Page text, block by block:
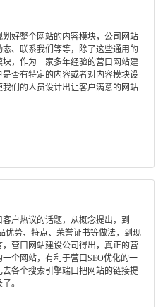
好整个网站的内容模块，公司网站
、联系我们等等，除了这些通用的
，作为一家多年经验的营口网站建
否有特定的内容或者对内容模块设
们的人员设计出让客户满意的网站
户热议的话题，从概念提出，到
优势、特点、荣誉证书等做法，到现
营口网站建设公司得出，真正的营
个网站，有利于营口SEO优化的一
各个搜索引擎端口把网站的链接提
。